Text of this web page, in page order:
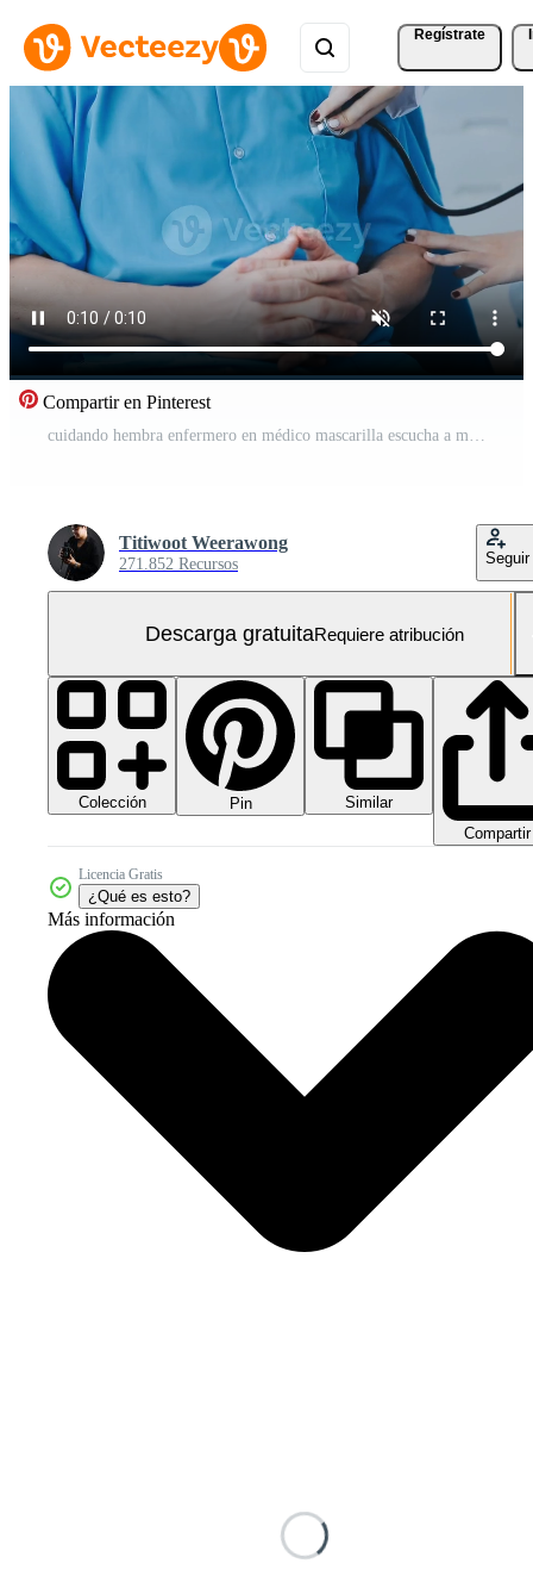
Regístrate
Compartir en Pinterest
cuidando hembra enfermero en médico mascarilla escucha a mayor paciente corazón con estetoscopio en hospital. mujer gp o médico en facial máscara hacer chequeo examinar maduro hombre cliente en consulta en clínica. Vídeo Gratis
Titiwoot Weerawong
271.852 Recursos Seguir
Descarga gratuitaRequiere atribución
Colección Pin
Similar
Compartir
Licencia Gratis
¿Qué es esto?
Más información